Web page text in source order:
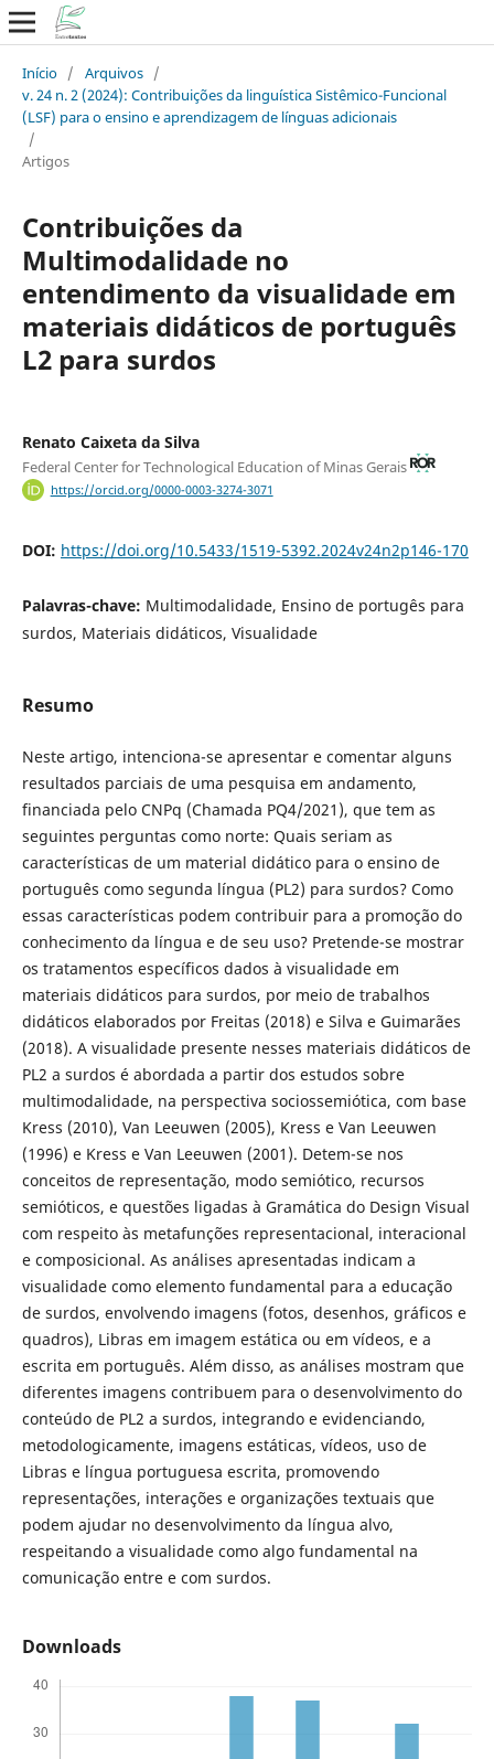
Início / Arquivos /
v. 24 n. 2 (2024): Contribuições da linguística Sistêmico-Funcional
(LSF) para o ensino e aprendizagem de línguas adicionais
/
Artigos
Contribuições da
Multimodalidade no
entendimento da visualidade em
materiais didáticos de português
L2 para surdos
Renato Caixeta da Silva
Federal Center for Technological Education of Minas Gerais
https://orcid.org/0000-0003-3274-3071
DOI: https://doi.org/10.5433/1519-5392.2024v24n2p146-170
Palavras-chave: Multimodalidade, Ensino de portugês para
surdos, Materiais didáticos, Visualidade
Resumo
Neste artigo, intenciona-se apresentar e comentar alguns
resultados parciais de uma pesquisa em andamento,
financiada pelo CNPq (Chamada PQ4/2021), que tem as
seguintes perguntas como norte: Quais seriam as
características de um material didático para o ensino de
português como segunda língua (PL2) para surdos? Como
essas características podem contribuir para a promoção do
conhecimento da língua e de seu uso? Pretende-se mostrar
os tratamentos específicos dados à visualidade em
materiais didáticos para surdos, por meio de trabalhos
didáticos elaborados por Freitas (2018) e Silva e Guimarães
(2018). A visualidade presente nesses materiais didáticos de
PL2 a surdos é abordada a partir dos estudos sobre
multimodalidade, na perspectiva sociossemiótica, com base
Kress (2010), Van Leeuwen (2005), Kress e Van Leeuwen
(1996) e Kress e Van Leeuwen (2001). Detem-se nos
conceitos de representação, modo semiótico, recursos
semióticos, e questões ligadas à Gramática do Design Visual
com respeito às metafunções representacional, interacional
e composicional. As análises apresentadas indicam a
visualidade como elemento fundamental para a educação
de surdos, envolvendo imagens (fotos, desenhos, gráficos e
quadros), Libras em imagem estática ou em vídeos, e a
escrita em português. Além disso, as análises mostram que
diferentes imagens contribuem para o desenvolvimento do
conteúdo de PL2 a surdos, integrando e evidenciando,
metodologicamente, imagens estáticas, vídeos, uso de
Libras e língua portuguesa escrita, promovendo
representações, interações e organizações textuais que
podem ajudar no desenvolvimento da língua alvo,
respeitando a visualidade como algo fundamental na
comunicação entre e com surdos.
Downloads